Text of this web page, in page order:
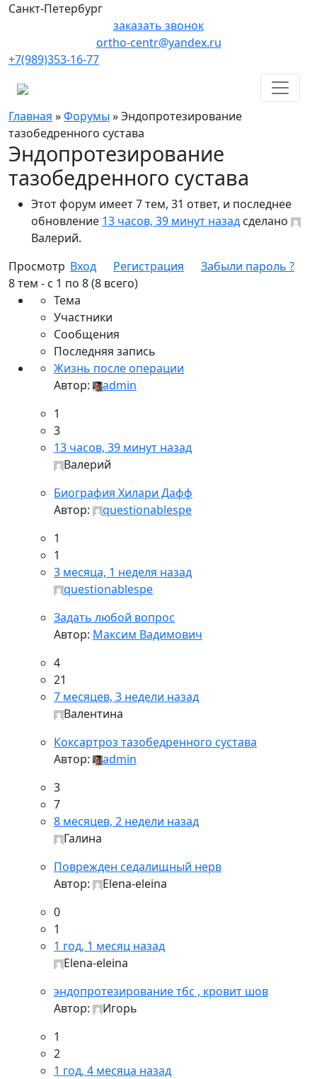
Санкт-Петербург
заказать звонок
ortho-centr@yandex.ru
+7(989)353-16-77
Главная »Форумы »Эндопротезирование
тазобедренного сустава
Эндопротезирование
тазобедренного сустава
Этот форум имеет 7 тем, 31 ответ, и последнее
обновление 13 часов, 39 минут назад сделано
Валерий.
Вход
Регистрация Забыли пароль ?
Просмотр
8 тем - с 1 по 8 (8 всего)
Тема
Участники
Сообщения
Последняя запись
Жизнь после операции
Автор:
admin
1
3
13 часов, 39 минут назад
Валерий
Биография Хилари Дафф
Автор:
questionablespe
1
1
3 месяца, 1 неделя назад
questionablespe
Задать любой вопрос
Автор: Максим Вадимович
4
21
7 месяцев, 3 недели назад
Валентина
Коксартроз тазобедренного сустава
Автор:
admin
3
7
8 месяцев, 2 недели назад
Галина
Поврежден седалищный нерв
Автор:
Elena-eleina
0
1
1 год, 1 месяц назад
Elena-eleina
эндопротезирование тбс , кровит шов
Автор:
Игорь
1
2
1 год, 4 месяца назад